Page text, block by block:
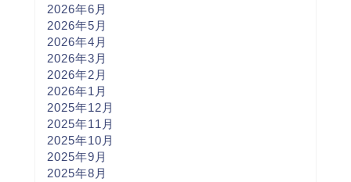
2026年6月
2026年5月
2026年4月
2026年3月
2026年2月
2026年1月
2025年12月
2025年11月
2025年10月
2025年9月
2025年8月